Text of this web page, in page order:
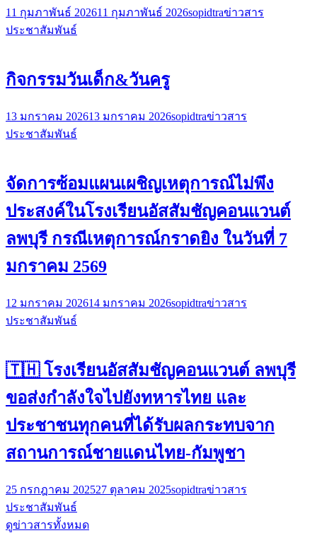
11 กุมภาพันธ์ 202611 กุมภาพันธ์ 2026sopidtraข่าวสาร
ประชาสัมพันธ์
กิจกรรมวันเด็ก&วันครู
13 มกราคม 202613 มกราคม 2026sopidtraข่าวสาร
ประชาสัมพันธ์
จัดการซ้อมแผนเผชิญเหตุการณ์ไม่พึง
ประสงค์ในโรงเรียนอัสสัมชัญคอนแวนต์
ลพบุรี กรณีเหตุการณ์กราดยิง ในวันที่ 7
มกราคม 2569
12 มกราคม 202614 มกราคม 2026sopidtraข่าวสาร
ประชาสัมพันธ์
🇹🇭 โรงเรียนอัสสัมชัญคอนแวนต์ ลพบุรี
ขอส่งกำลังใจไปยังทหารไทย และ
ประชาชนทุกคนที่ได้รับผลกระทบจาก
สถานการณ์ชายแดนไทย-กัมพูชา
25 กรกฎาคม 202527 ตุลาคม 2025sopidtraข่าวสาร
ประชาสัมพันธ์
ดูข่าวสารทั้งหมด